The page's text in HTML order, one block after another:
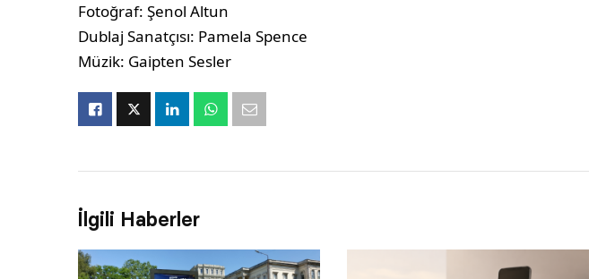
Fotoğraf: Şenol Altun
Dublaj Sanatçısı: Pamela Spence
Müzik: Gaipten Sesler
İlgili Haberler